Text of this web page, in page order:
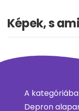
Képek, s
A
Depron